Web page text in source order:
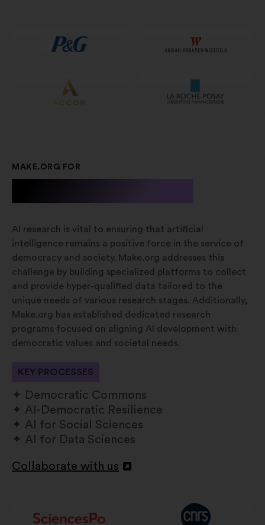
MAKE.ORG FOR
AI research is vital to ensuring that artificial
intelligence remains a positive force in the service of
democracy and society. Make.org addresses this
challenge by building specialized platforms to collect
and provide hyper-qualified data tailored to the
unique needs of various research stages. Additionally,
Make.org has established dedicated research
programs focused on aligning AI development with
democratic values and societal needs.
KEY PROCESSES
Democratic Commons
AI-Democratic Resilience
AI for Social Sciences
AI for Data Sciences
Collaborate with us
Відкрити
вкладці